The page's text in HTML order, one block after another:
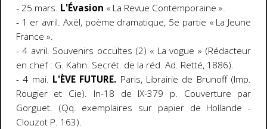
- 25 mars. L'Évasion « La Revue Contemporaine ».
- 1 er avril. Axël, poème dramatique, 5e partie « La Jeune
France ».
- 4 avril. Souvenirs occultes (2) « La vogue » (Rédacteur
en chef : G. Kahn. Secrét. de la réd. Ad. Retté, 1886).
- 4 mai. L'ÈVE FUTURE. Paris, Librairie de Brunoff (Imp.
Rougier et Cie). In-18 de IX-379 p. Couverture par
Gorguet. (Qq. exemplaires sur papier de Hollande -
Clouzot P. 163).